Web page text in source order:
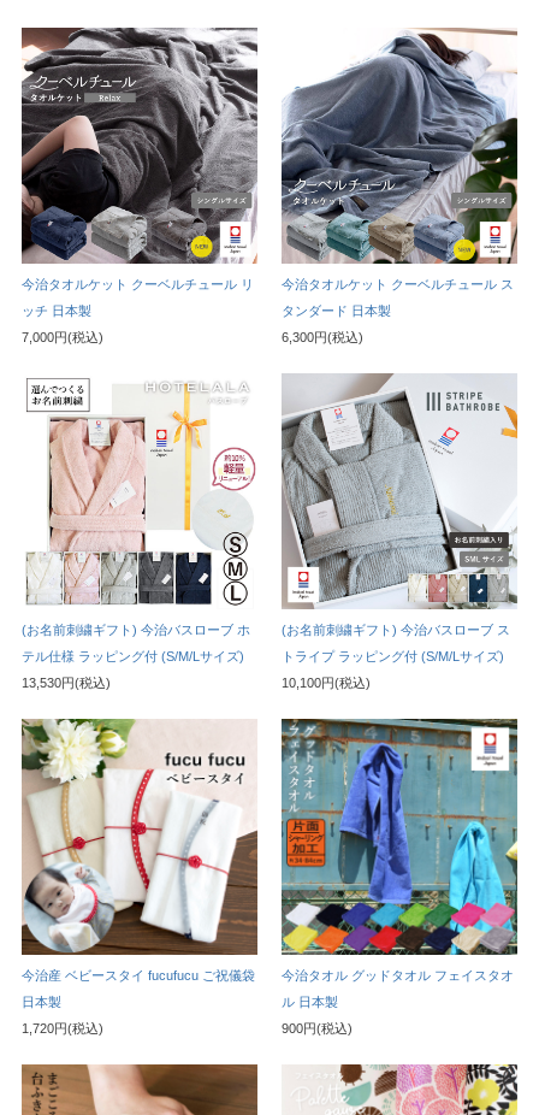
今治タオルケット クーベルチュール リ
ッチ 日本製
7,000円(税込)
今治タオルケット クーベルチュール ス
タンダード 日本製
6,300円(税込)
(お名前刺繍ギフト) 今治バスローブ ホ
テル仕様 ラッピング付 (S/M/Lサイズ)
13,530円(税込)
(お名前刺繍ギフト) 今治バスローブ ス
トライプ ラッピング付 (S/M/Lサイズ)
10,100円(税込)
今治産 ベビースタイ fucufucu ご祝儀袋
日本製
1,720円(税込)
今治タオル グッドタオル フェイスタオ
ル 日本製
900円(税込)